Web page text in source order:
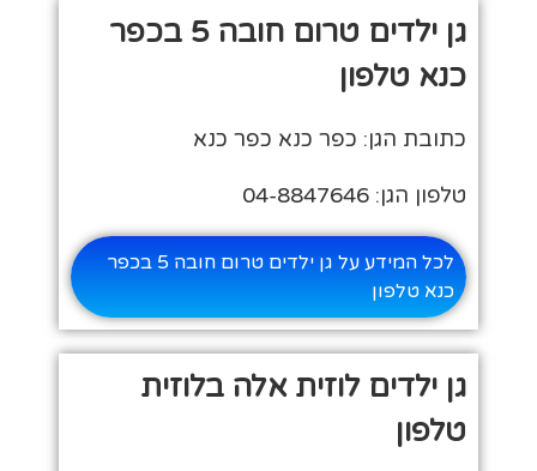
גן ילדים טרום חובה 5 בכפר
כנא טלפון
כתובת הגן: כפר כנא כפר כנא
טלפון הגן: 04-8847646
לכל המידע על גן ילדים טרום חובה 5 בכפר
כנא טלפון
גן ילדים לוזית אלה בלוזית
טלפון